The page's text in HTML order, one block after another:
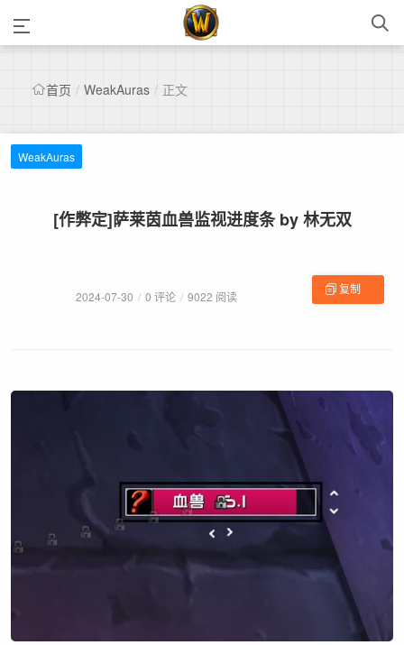
首页 / WeakAuras / 正文
WeakAuras
[作弊定]萨莱茵血兽监视进度条 by 林无双
2024-07-30 / 0 评论 / 9022 阅读 复制